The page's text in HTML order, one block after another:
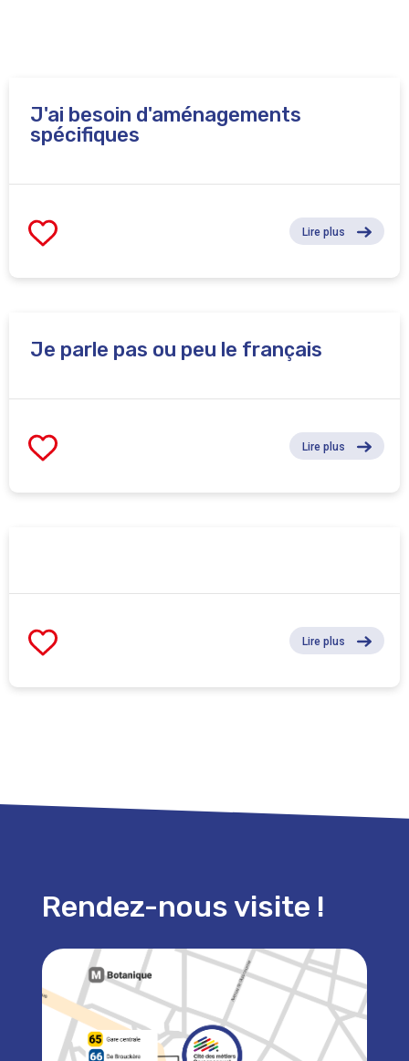
J'ai besoin d'aménagements
spécifiques
Lire plus
Je parle pas ou peu le français
Lire plus
Lire plus
Rendez-nous visite !